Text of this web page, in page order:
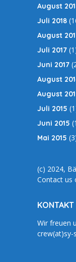
August
Juli 2018
August
Juli 2017
Juni 2017
August
August
Juli 2015
Juni 2015
Mai 2015
(c) 2024,
Contact us
KONTAKT
Wir freuen
crew(at)sy-